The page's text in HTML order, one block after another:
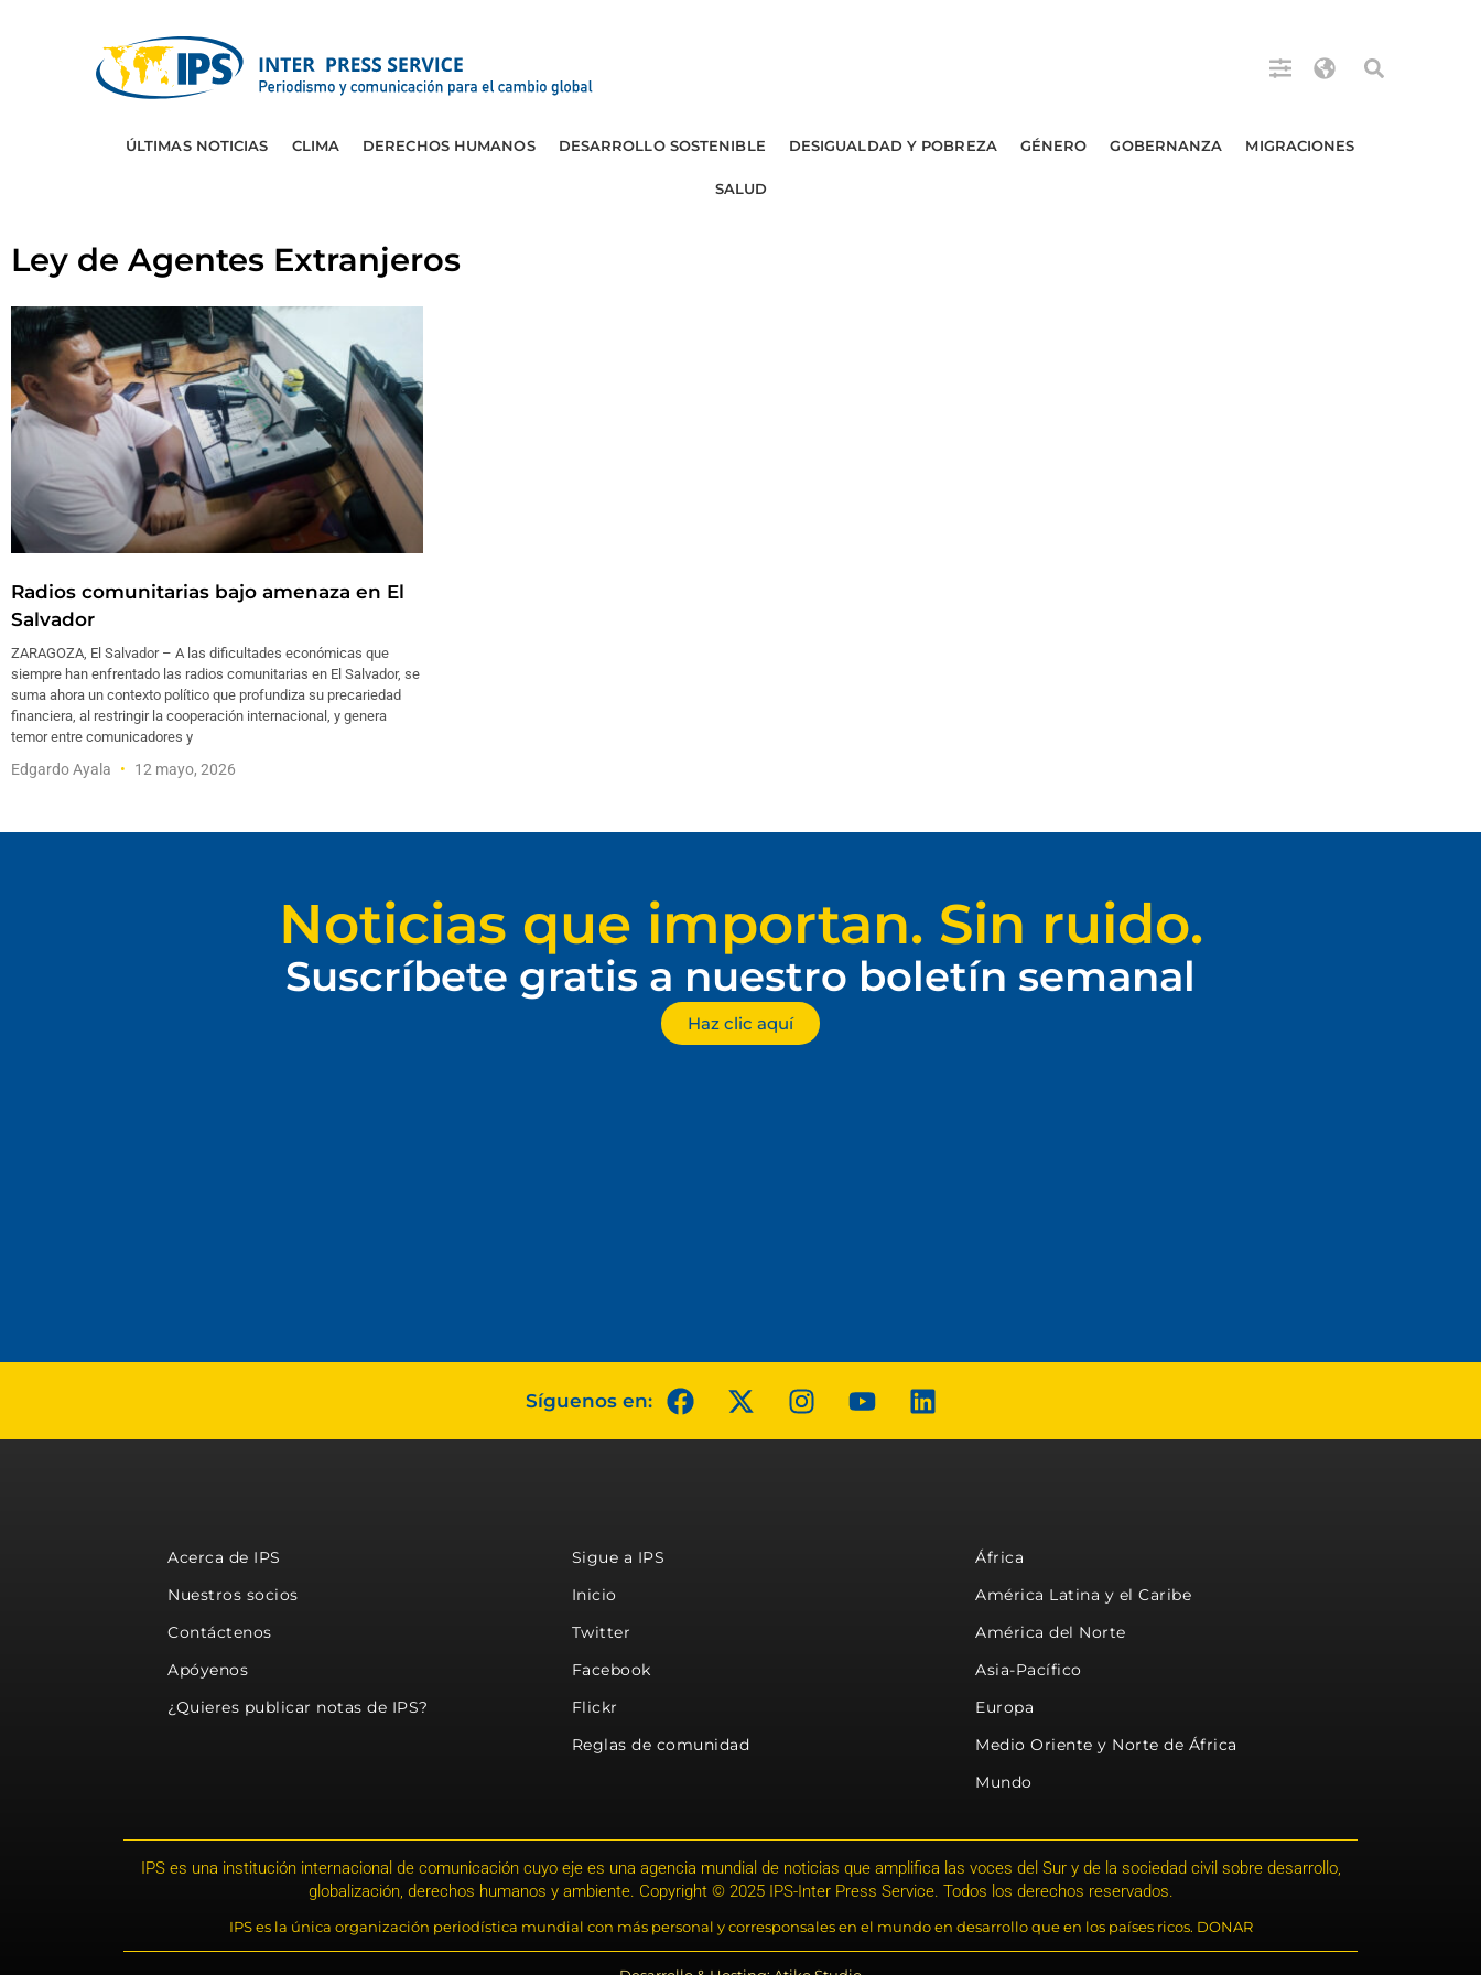
ÚLTIMAS NOTICIAS CLIMA DERECHOS HUMANOS DESARROLLO SOSTENIBLE DESIGUALDAD Y POBREZA GÉNERO GOBERNANZA MIGRACIONES
SALUD
Ley de Agentes Extranjeros
Radios comunitarias bajo amenaza en El
Salvador
ZARAGOZA, El Salvador – A las dificultades económicas que
siempre han enfrentado las radios comunitarias en El Salvador, se
suma ahora un contexto político que profundiza su precariedad
financiera, al restringir la cooperación internacional, y genera
temor entre comunicadores y
Edgardo Ayala 12 mayo, 2026
Noticias que importan. Sin ruido.
Suscríbete gratis a nuestro boletín semanal
Haz clic aquí
Síguenos en:
Acerca de IPS
Nuestros socios
Contáctenos
Apóyenos
¿Quieres publicar notas de IPS?
Sigue a IPS
Inicio
Twitter
Facebook
Flickr
Reglas de comunidad
África
América Latina y el Caribe
América del Norte
Asia-Pacífico
Europa
Medio Oriente y Norte de África
Mundo
IPS es una institución internacional de comunicación cuyo eje es una agencia mundial de noticias que amplifica las voces del Sur y de la sociedad civil sobre desarrollo,
globalización, derechos humanos y ambiente. Copyright © 2025 IPS-Inter Press Service. Todos los derechos reservados.
IPS es la única organización periodística mundial con más personal y corresponsales en el mundo en desarrollo que en los países ricos. DONAR